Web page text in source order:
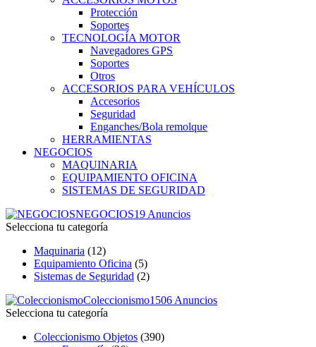
Protección
Soportes
TECNOLOGÍA MOTOR
Navegadores GPS
Soportes
Otros
ACCESORIOS PARA VEHÍCULOS
Accesorios
Seguridad
Enganches/Bola remolque
HERRAMIENTAS
NEGOCIOS
MAQUINARIA
EQUIPAMIENTO OFICINA
SISTEMAS DE SEGURIDAD
NEGOCIOS19 Anuncios
Selecciona tu categoría
Maquinaria (12)
Equipamiento Oficina (5)
Sistemas de Seguridad (2)
Coleccionismo1506 Anuncios
Selecciona tu categoría
Coleccionismo Objetos (390)